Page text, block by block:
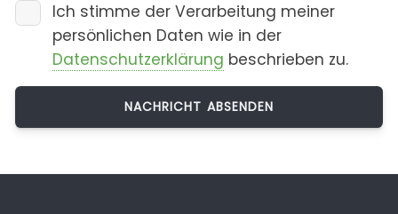
Ich stimme der Verarbeitung meiner
persönlichen Daten wie in der
Datenschutzerklärung beschrieben zu.